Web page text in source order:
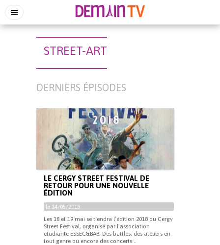
STREET-ART
DERNIERS ÉPISODES
LE CERGY STREET FESTIVAL DE
RETOUR POUR UNE NOUVELLE
ÉDITION
le 14/05/2018
Les 18 et 19 mai se tiendra l’édition 2018 du Cergy
Street Festival, organisé par l’association
étudiante ESSEC&BAB. Des battles, des ateliers en
tout genre ou encore des concerts...